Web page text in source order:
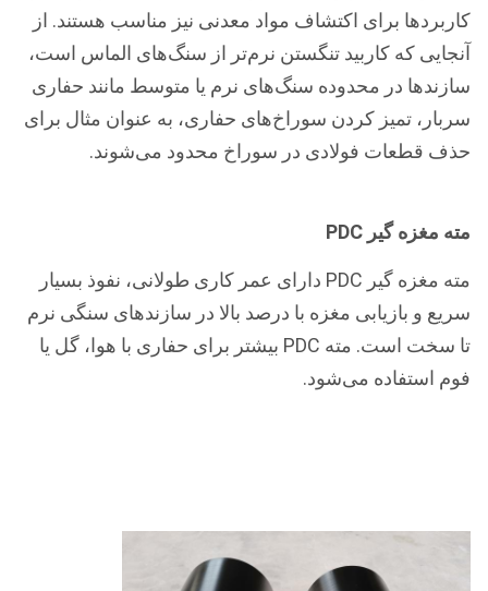
کاربردها برای اکتشاف مواد معدنی نیز مناسب هستند. از
آنجایی که کاربید تنگستن نرم‌تر از سنگ‌های الماس است،
سازندها در محدوده سنگ‌های نرم یا متوسط ​​مانند حفاری
سربار، تمیز کردن سوراخ‌های حفاری، به عنوان مثال برای
حذف قطعات فولادی در سوراخ محدود می‌شوند.
مته مغزه گیر PDC
مته مغزه گیر PDC دارای عمر کاری طولانی، نفوذ بسیار
سریع و بازیابی مغزه با درصد بالا در سازندهای سنگی نرم
تا سخت است. مته PDC بیشتر برای حفاری با هوا، گل یا
فوم استفاده می‌شود.